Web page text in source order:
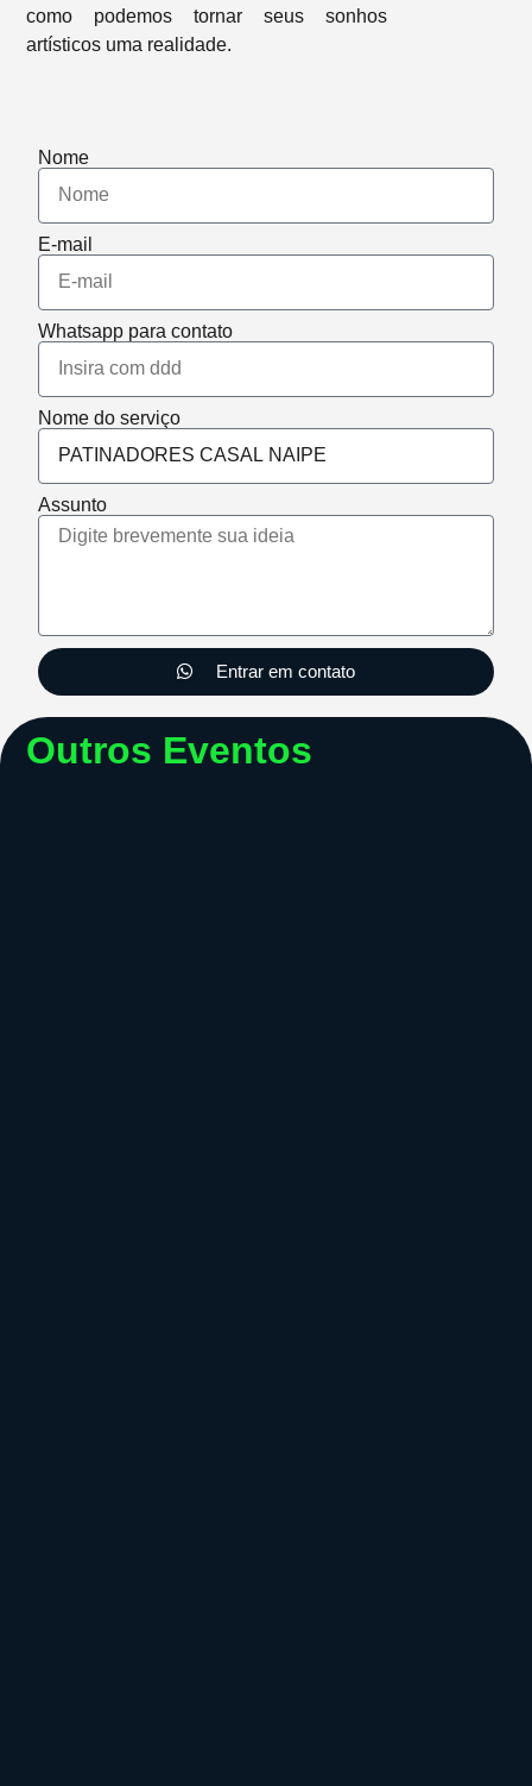
como podemos tornar seus sonhos
artísticos uma realidade.
Nome
E-mail
Whatsapp para contato
Nome do serviço
Assunto
Entrar em contato
Outros Eventos